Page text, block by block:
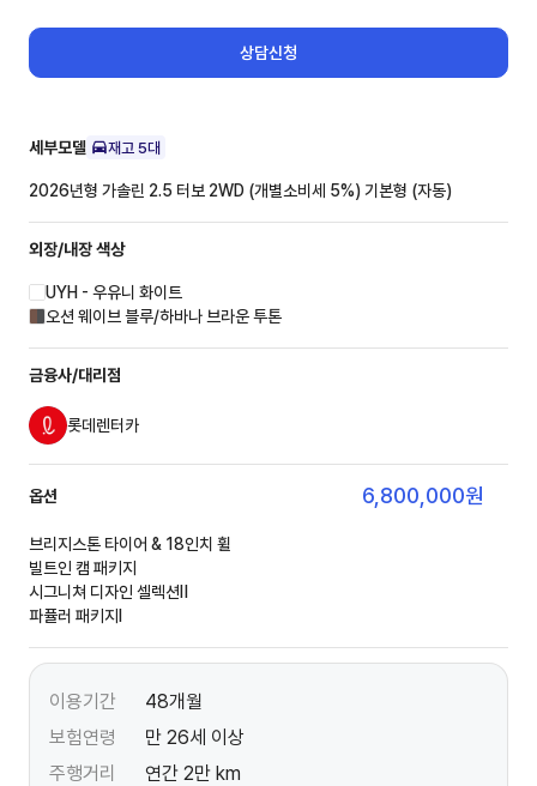
상담신청
세부모델 재고 5대
2026년형 가솔린 2.5 터보 2WD (개별소비세 5%) 기본형 (자동)
외장/내장색상
UYH - 우유니 화이트
오션 웨이브 블루/하바나 브라운 투톤
금융사/대리점
롯데렌터카
옵션 6,800,000원
브리지스톤 타이어 & 18인치 휠
빌트인 캠 패키지
시그니쳐 디자인 셀렉션Ⅱ
파퓰러 패키지Ⅰ
이용기간
48개월
보험연령
만 26세 이상
주행거리
연간 2만 km